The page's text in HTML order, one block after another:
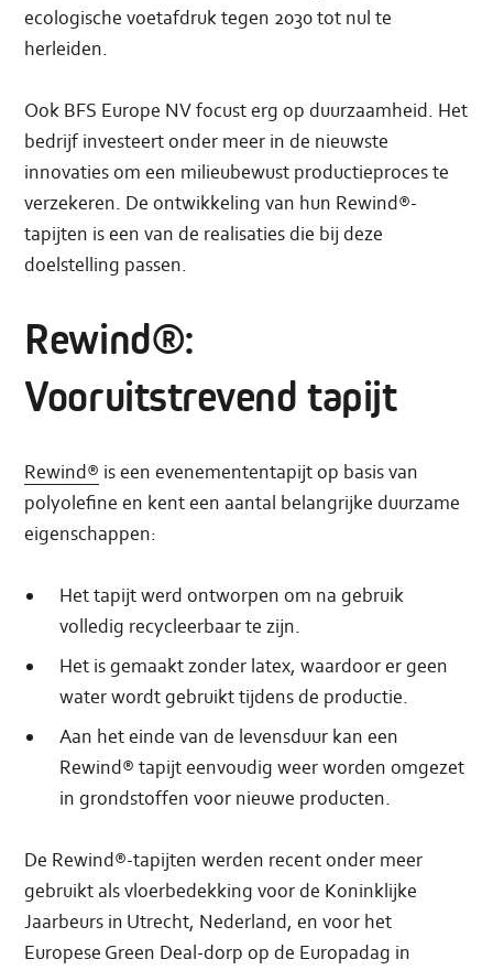
ecologische voetafdruk tegen 2030 tot nul te
herleiden.
Ook BFS Europe NV focust erg op duurzaamheid. Het
bedrijf investeert onder meer in de nieuwste
innovaties om een milieubewust productieproces te
verzekeren. De ontwikkeling van hun Rewind®-
tapijten is een van de realisaties die bij deze
doelstelling passen.
Rewind®:
Vooruitstrevend tapijt
Rewind® is een evenemententapijt op basis van
polyolefine en kent een aantal belangrijke duurzame
eigenschappen:
Het tapijt werd ontworpen om na gebruik
volledig recycleerbaar te zijn.
Het is gemaakt zonder latex, waardoor er geen
water wordt gebruikt tijdens de productie.
Aan het einde van de levensduur kan een
Rewind® tapijt eenvoudig weer worden omgezet
in grondstoffen voor nieuwe producten.
De Rewind®-tapijten werden recent onder meer
gebruikt als vloerbedekking voor de Koninklijke
Jaarbeurs in Utrecht, Nederland, en voor het
Europese Green Deal-dorp op de Europadag in